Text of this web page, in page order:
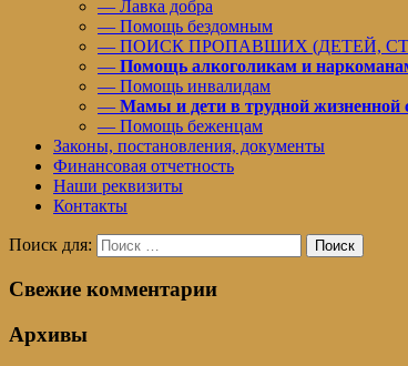
— Лавка добра
— Помощь бездомным
— ПОИСК ПРОПАВШИХ (ДЕТЕЙ,
— Помощь алкоголикам и
— Помощь инвалидам
— Мамы и дети в трудной жизненной
— Помощь беженцам
Законы, постановления, документы
Финансовая отчетность
Наши реквизиты
Контакты
Поиск для: Поиск
Свежие комментарии
Архивы